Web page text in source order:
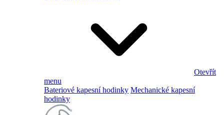
Otevřít
menu
Bateriové kapesní hodinky Mechanické kapesní
hodinky